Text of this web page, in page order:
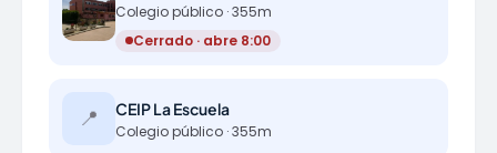
Colegio público · 355m
Cerrado · abre 8:00
📍 CEIP La Escuela
Colegio público · 355m